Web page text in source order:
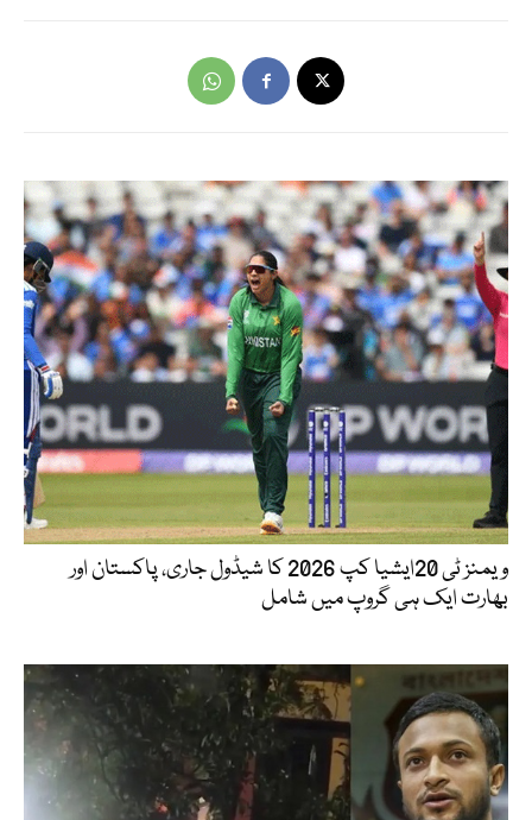
ویمنز ٹی 20ایشیا کپ 2026 کا شیڈول جاری، پاکستان اور
بھارت ایک ہی گروپ میں شامل